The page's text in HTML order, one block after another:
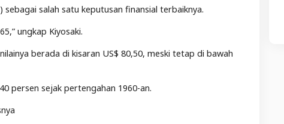
salah satu keputusan finansial terbaiknya.
ungkap Kiyosaki.
berada di kisaran US$ 80,50, meski tetap di bawah
persen sejak pertengahan 1960-an.